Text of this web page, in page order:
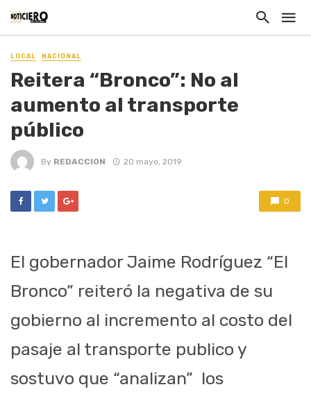
LOCAL NACIONAL
Reitera “Bronco”: No al
aumento al transporte
público
By REDACCION 20 mayo, 2019
0
El gobernador Jaime Rodríguez “El
Bronco” reiteró la negativa de su
gobierno al incremento al costo del
pasaje al transporte publico y
sostuvo que “analizan” los